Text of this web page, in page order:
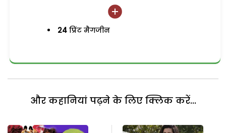
24 प्रिंट मैगजीन
और कहानियां पढ़ने के लिए क्लिक करें...